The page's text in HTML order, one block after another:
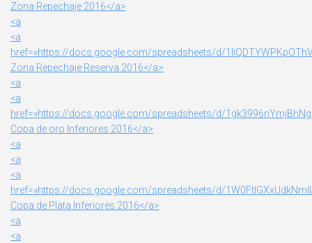
Zona Repechaje 2016</a>
<a
<a
href=»https://docs.google.com/spreadsheets/d/
Zona Repechaje Reserva 2016</a>
<a
<a
href=»https://docs.google.com/spreadsheets/d/
Copa de oro Inferiores 2016</a>
<a
<a
<a
href=»https://docs.google.com/spreadsheets/d/
Copa de Plata Inferiores 2016</a>
<a
<a